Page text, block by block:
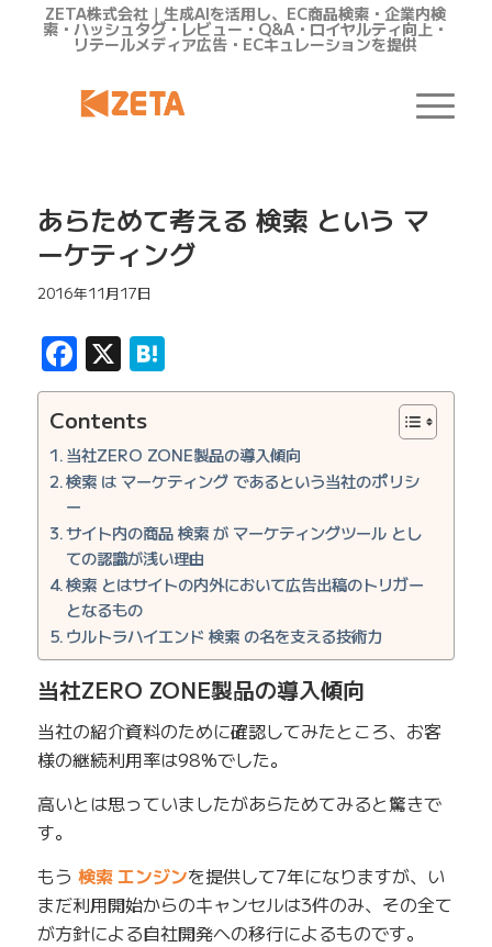
ZETA株式会社｜生成AIを活用し、EC商品検索・企業内検
索・ハッシュタグ・レビュー・Q&A・ロイヤルティ向上・
リテールメディア広告・ECキュレーションを提供
あらためて考える 検索 という マ
ーケティング
2016年11月17日
Facebook
X Hatena
Contents
当社ZERO ZONE製品の導入傾向
検索 は マーケティング であるという当社のポリシ
ー
サイト内の商品 検索 が マーケティングツール とし
ての認識が浅い理由
検索 とはサイトの内外において広告出稿のトリガー
となるもの
ウルトラハイエンド 検索 の名を支える技術力
当社ZERO ZONE製品の導入傾向
当社の紹介資料のために確認してみたところ、お客
様の継続利用率は98%でした。
高いとは思っていましたがあらためてみると驚きで
す。
もう 検索 エンジンを提供して7年になりますが、い
まだ利用開始からのキャンセルは3件のみ、その全て
が方針による自社開発への移行によるものです。